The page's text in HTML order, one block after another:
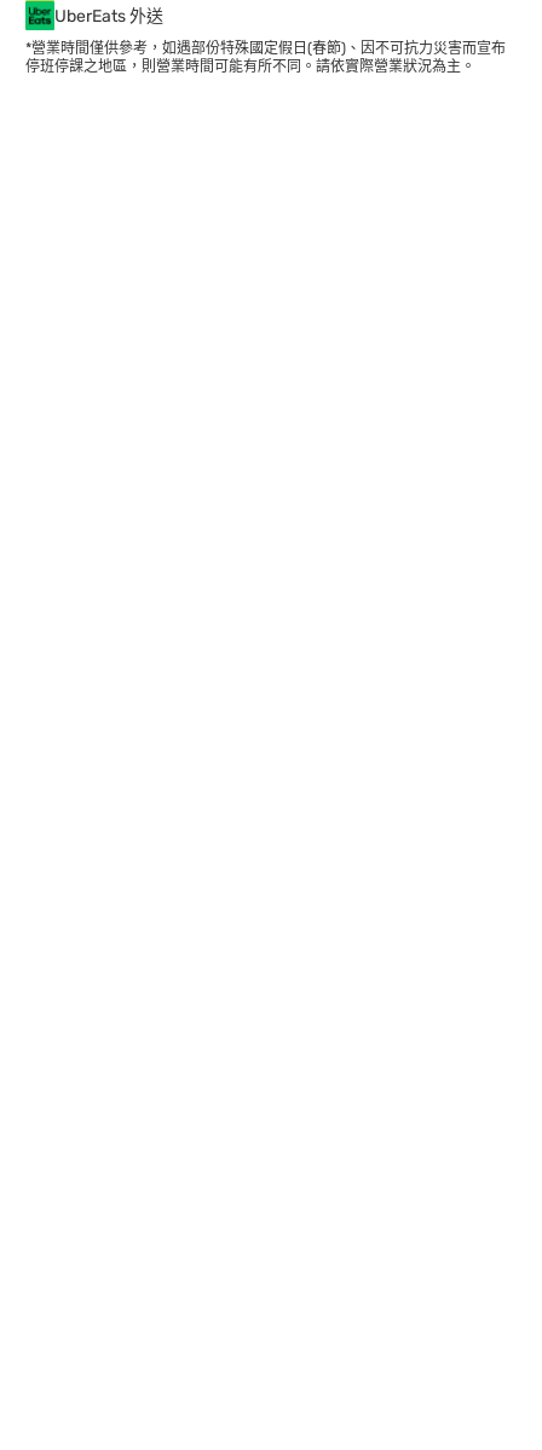
UberEats 外送
*營業時間僅供參考，如遇部份特殊國定假日(春節)、因不可抗力災害而宣布
停班停課之地區，則營業時間可能有所不同。請依實際營業狀況為主。